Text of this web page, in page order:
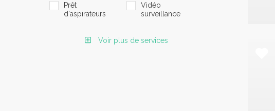
Prêt
d'aspirateurs
Vidéo
surveillance
Voir plus de services